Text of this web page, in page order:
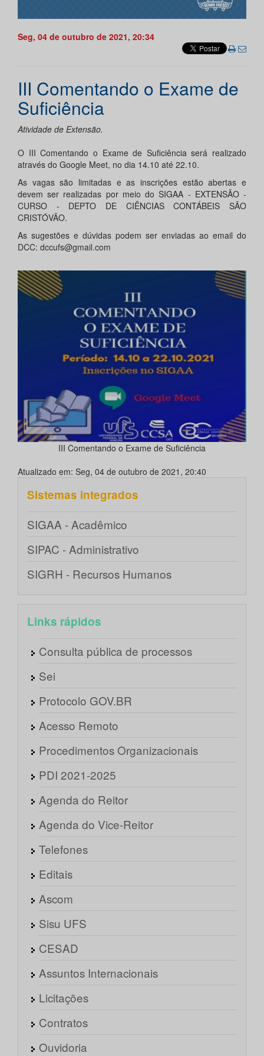
Seg, 04 de outubro de 2021, 20:34
III Comentando o Exame de
Suficiência
Atividade de Extensão.
O III Comentando o Exame de Suficiência será realizado
através do Google Meet, no dia 14.10 até 22.10.
As vagas são limitadas e as inscrições estão abertas e
devem ser realizadas por meio do SIGAA - EXTENSÃO -
CURSO - DEPTO DE CIÊNCIAS CONTÁBEIS SÃO
CRISTÓVÃO.
As sugestões e dúvidas podem ser enviadas ao email do
DCC: dccufs@gmail.com
III Comentando o Exame de Suficiência
Atualizado em: Seg, 04 de outubro de 2021, 20:40
Sistemas integrados
SIGAA - Acadêmico
SIPAC - Administrativo
SIGRH - Recursos Humanos
Links rápidos
Consulta pública de processos
Sei
Protocolo GOV.BR
Acesso Remoto
Procedimentos Organizacionais
PDI 2021-2025
Agenda do Reitor
Agenda do Vice-Reitor
Telefones
Editais
Ascom
Sisu UFS
CESAD
Assuntos Internacionais
Licitações
Contratos
Ouvidoria